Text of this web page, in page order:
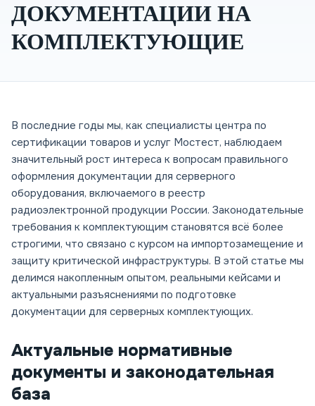
ДОКУМЕНТАЦИИ НА
КОМПЛЕКТУЮЩИЕ
В последние годы мы, как специалисты центра по
сертификации товаров и услуг Мостест, наблюдаем
значительный рост интереса к вопросам правильного
оформления документации для серверного
оборудования, включаемого в реестр
радиоэлектронной продукции России. Законодательные
требования к комплектующим становятся всё более
строгими, что связано с курсом на импортозамещение и
защиту критической инфраструктуры. В этой статье мы
делимся накопленным опытом, реальными кейсами и
актуальными разъяснениями по подготовке
документации для серверных комплектующих.
Актуальные нормативные
документы и законодательная
база